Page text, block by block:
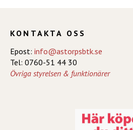
KONTAKTA OSS
Epost: info@astorpsbtk.se
Tel: 0760-51 44 30
Övriga styrelsen & funktionärer